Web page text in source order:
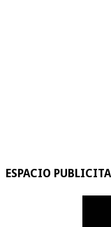
ESPACIO